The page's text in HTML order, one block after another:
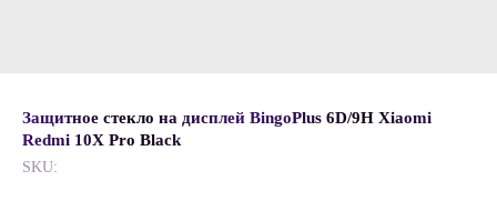
Защитное стекло на дисплей BingoPlus 6D/9H Xiaomi
Redmi 10X Pro Black
SKU: